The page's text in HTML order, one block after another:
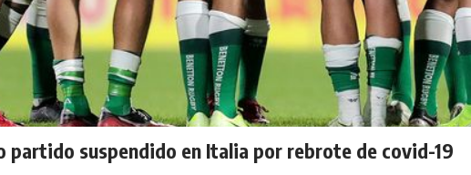
partido suspendido en Italia por rebrote de covid-19